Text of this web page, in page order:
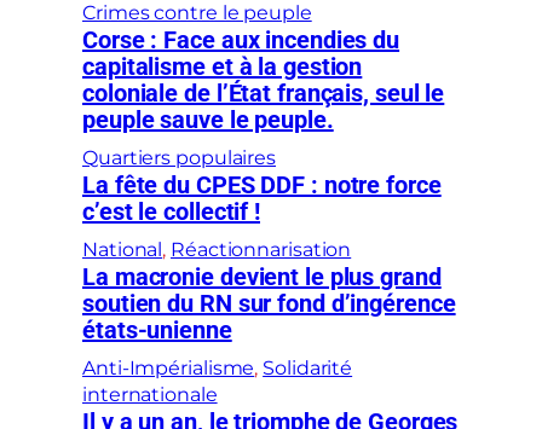
Crimes contre le peuple
Corse : Face aux incendies du
capitalisme et à la gestion
coloniale de l’État français, seul le
peuple sauve le peuple.
Quartiers populaires
La fête du CPES DDF : notre force
c’est le collectif !
National , Réactionnarisation
La macronie devient le plus grand
soutien du RN sur fond d’ingérence
états-unienne
Anti-Impérialisme, Solidarité
internationale
Il y a un an, le triomphe de Georges